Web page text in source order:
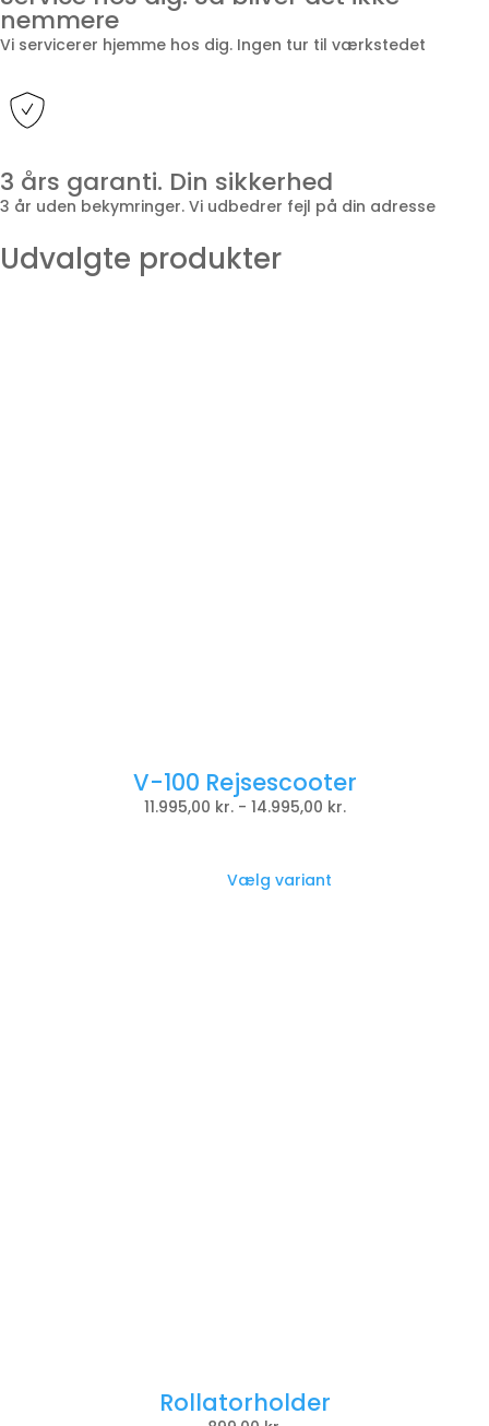
nemmere
Vi servicerer hjemme hos dig. Ingen tur til værkstedet
3 års garanti. Din sikkerhed
3 år uden bekymringer. Vi udbedrer fejl på din adresse
Udvalgte produkter
V-100 Rejsescooter
11.995,00 kr.- 14.995,00 kr.
Vælg variant
Rollatorholder